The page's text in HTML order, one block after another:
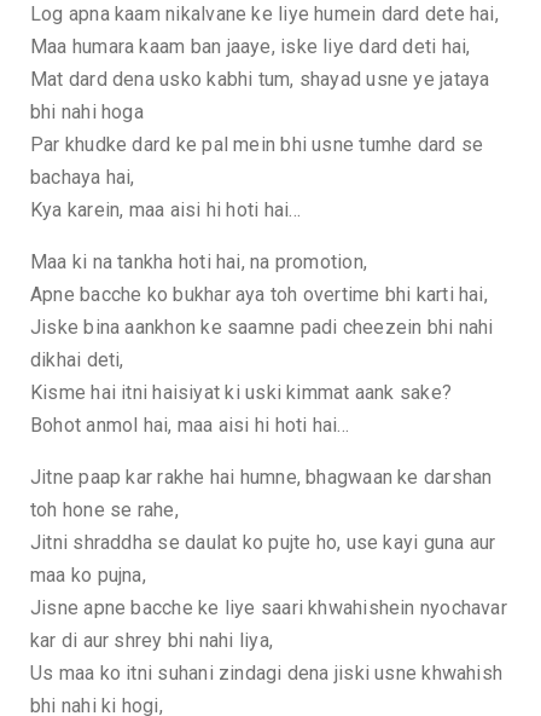
Log apna kaam nikalvane ke liye humein dard dete hai,
Maa humara kaam ban jaaye, iske liye dard deti hai,
Mat dard dena usko kabhi tum, shayad usne ye jataya
bhi nahi hoga
Par khudke dard ke pal mein bhi usne tumhe dard se
bachaya hai,
Kya karein, maa aisi hi hoti hai…
Maa ki na tankha hoti hai, na promotion,
Apne bacche ko bukhar aya toh overtime bhi karti hai,
Jiske bina aankhon ke saamne padi cheezein bhi nahi
dikhai deti,
Kisme hai itni haisiyat ki uski kimmat aank sake?
Bohot anmol hai, maa aisi hi hoti hai…
Jitne paap kar rakhe hai humne, bhagwaan ke darshan
toh hone se rahe,
Jitni shraddha se daulat ko pujte ho, use kayi guna aur
maa ko pujna,
Jisne apne bacche ke liye saari khwahishein nyochavar
kar di aur shrey bhi nahi liya,
Us maa ko itni suhani zindagi dena jiski usne khwahish
bhi nahi ki hogi,